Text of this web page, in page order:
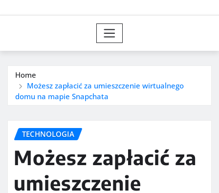
Home
Możesz zapłacić za umieszczenie wirtualnego
domu na mapie Snapchata
TECHNOLOGIA
Możesz zapłacić za
umieszczenie